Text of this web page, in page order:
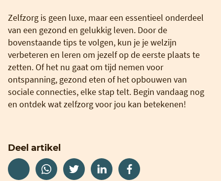
Zelfzorg is geen luxe, maar een essentieel onderdeel
van een gezond en gelukkig leven. Door de
bovenstaande tips te volgen, kun je je welzijn
verbeteren en leren om jezelf op de eerste plaats te
zetten. Of het nu gaat om tijd nemen voor
ontspanning, gezond eten of het opbouwen van
sociale connecties, elke stap telt. Begin vandaag nog
en ontdek wat zelfzorg voor jou kan betekenen!
Deel artikel